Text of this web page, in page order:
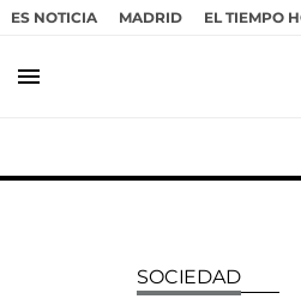
ES NOTICIA MADRID EL TIEMPO
menu
SOCIEDAD